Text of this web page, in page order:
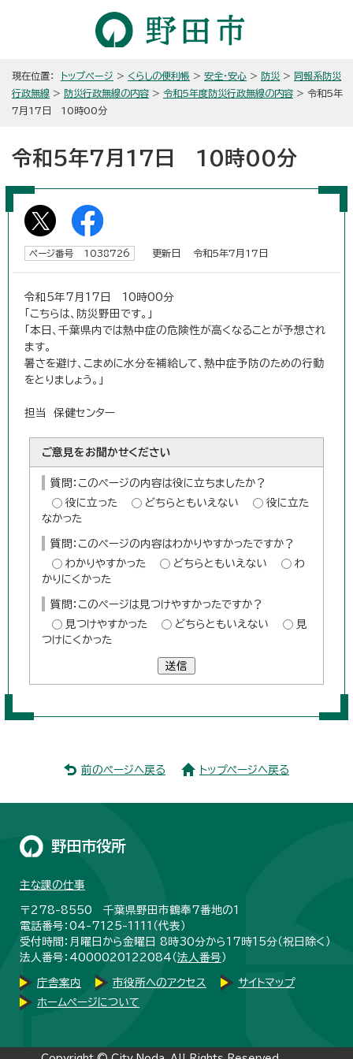
現在位置： トップページ > くらしの便利帳 > 安全・安心 > 防災 > 同報系防災
行政無線 > 防災行政無線の内容 > 令和5年度防災行政無線の内容 > 令和5年
7月17日 10時00分
令和5年7月17日 10時00分
ページ番号 1038726 更新日 令和5年7月17日
令和5年7月17日 10時00分
「こちらは、防災野田です。」
「本日、千葉県内では熱中症の危険性が高くなることが予想され
ます。
暑さを避け、こまめに水分を補給して、熱中症予防のための行動
をとりましょう。」
担当 保健センター
ご意見をお聞かせください
質問：このページの内容は役に立ちましたか？
役に立った
どちらともいえない
役に立た
なかった
質問：このページの内容はわかりやすかったですか？
わかりやすかった
どちらともいえない
わ
かりにくかった
質問：このページは見つけやすかったですか？
見つけやすかった
どちらともいえない
見
つけにくかった
送信
前のページへ戻る トップページへ戻る
野田市役所
主な課の仕事
〒278-8550 千葉県野田市鶴奉7番地の1
電話番号：04-7125-1111（代表）
受付時間：月曜日から金曜日 8時30分から17時15分（祝日除く）
法人番号：4000020122084（法人番号 ）
庁舎案内 市役所へのアクセス
サイトマップ
ホームページについて